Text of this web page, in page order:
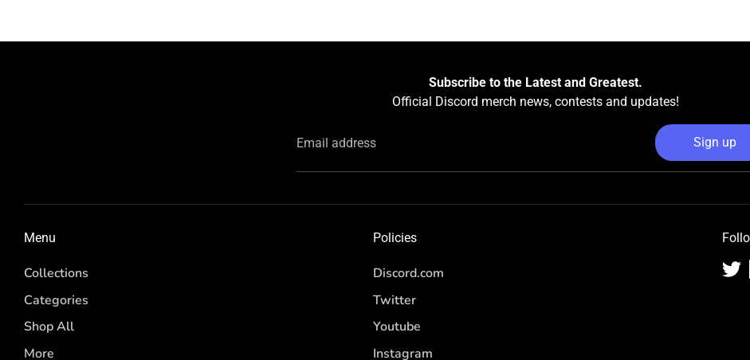
Subscribe to the Latest and Greatest.
Official Discord merch news, contests and updates!
Email address Sign up
Menu
Collections
Categories
Shop All
More
Policies
Discord.com
Twitter
Youtube
Instagram